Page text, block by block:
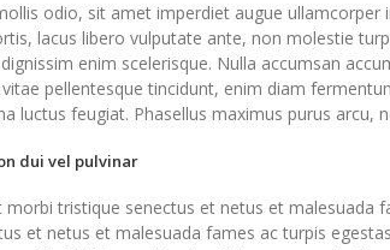
odio, sit amet imperdiet augue ullamcorper
lacus libero vulputate ante, non molestie
enim scelerisque. Nulla accumsan
pellentesque tincidunt, enim diam
luctus feugiat. Phasellus maximus purus arcu,
dui vel pulvinar
morbi tristique senectus et netus et malesuada
et netus et malesuada fames ac turpis